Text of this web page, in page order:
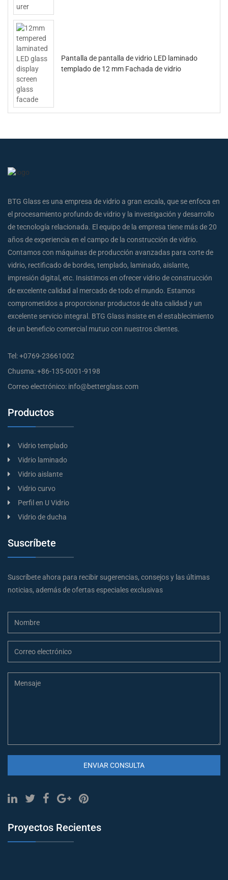
Pantalla de pantalla de vidrio LED laminado
templado de 12 mm Fachada de vidrio
BTG Glass es una empresa de vidrio a gran escala, que se enfoca en
el procesamiento profundo de vidrio y la investigación y desarrollo
de tecnología relacionada. El equipo de la empresa tiene más de 20
años de experiencia en el campo de la construcción de vidrio.
Contamos con máquinas de producción avanzadas para corte de
vidrio, rectificado de bordes, templado, laminado, aislante,
impresión digital, etc. Insistimos en ofrecer vidrio de construcción
de excelente calidad al mercado de todo el mundo. Estamos
comprometidos a proporcionar productos de alta calidad y un
excelente servicio integral. BTG Glass insiste en el establecimiento
de un beneficio comercial mutuo con nuestros clientes.
Tel:+0769-23661002
Chusma:+86-135-0001-9198
Correo electrónico: info@betterglass.com
Productos
Vidrio templado
Vidrio laminado
Vidrio aislante
Vidrio curvo
Perfil en U Vidrio
Vidrio de ducha
Suscríbete
Suscríbete ahora para recibir sugerencias, consejos y las últimas
noticias, además de ofertas especiales exclusivas
ENVIAR CONSULTA
Proyectos Recientes